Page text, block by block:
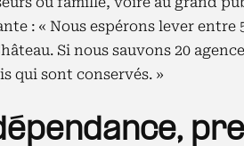
: « Nous espérons lever entre
Si nous sauvons 20
qui sont conservés. »